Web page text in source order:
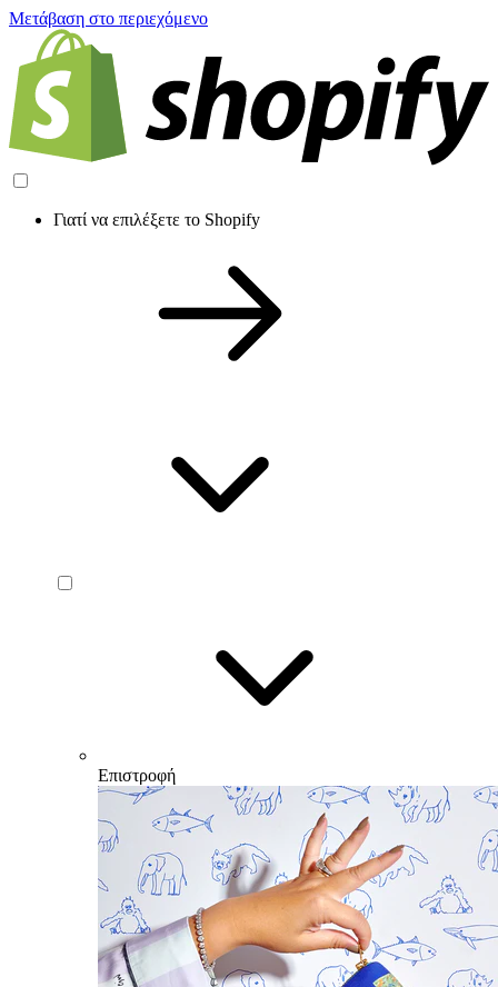
Μετάβαση στο περιεχόμενο
Γιατί να επιλέξετε το Shopify
Επιστροφή